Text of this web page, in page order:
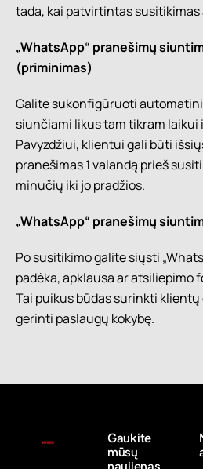
tada, kai patvirtintas susitikimas
„WhatsApp“ pranešimų
(priminimas)
Galite sukonfigūruoti
siunčiami likus tam tikram laikui
Pavyzdžiui, klientui gali būti
pranešimas 1 valandą prieš
minučių iki jo pradžios.
„WhatsApp“ pranešimų
Po susitikimo galite siųsti
padėka, apklausa ar atsiliepimo
Tai puikus būdas surinkti
gerinti paslaugų kokybę.
Gaukite
mūsų
naujienas